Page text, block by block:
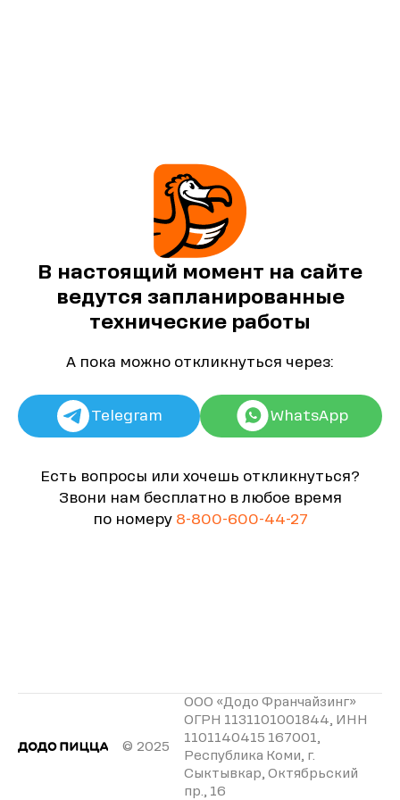
В настоящий момент на сайте
ведутся запланированные
технические работы
А пока можно откликнуться через:
Telegram WhatsApp
Есть вопросы или хочешь откликнуться?
Звони нам бесплатно в любое время
по номеру 8-800-600-44-27
© 2025
ООО «Додо Франчайзинг»
ОГРН 1131101001844, ИНН
1101140415 167001,
Республика Коми, г.
Сыктывкар, Октябрьский
пр., 16